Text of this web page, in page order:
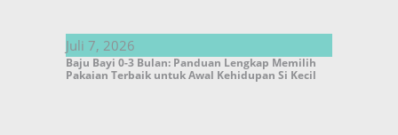
Juli 7, 2026
Baju Bayi 0-3 Bulan: Panduan Lengkap Memilih
Pakaian Terbaik untuk Awal Kehidupan Si Kecil